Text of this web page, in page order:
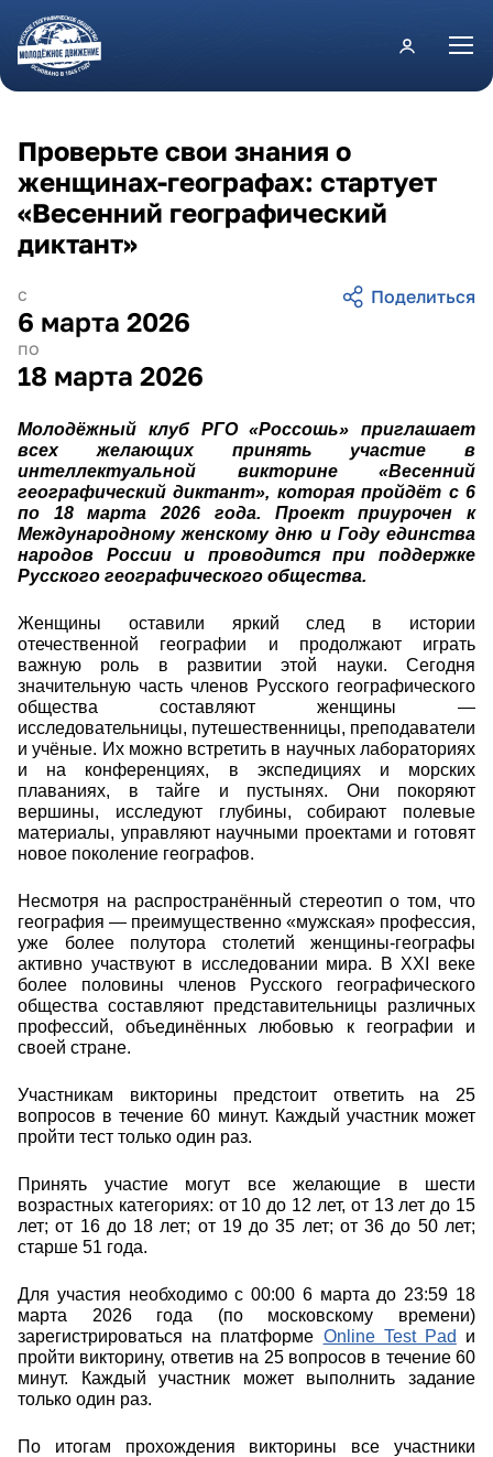
Перейти к основному содержанию
с
6 марта 2026
по
18 марта 2026
Проверьте свои знания о
женщинах-географах: стартует
«Весенний географический
диктант»
Молодёжный клуб РГО «Россошь» приглашает
всех желающих принять участие в
интеллектуальной викторине «Весенний
географический диктант», которая пройдёт с 6
по 18 марта 2026 года. Проект приурочен к
Международному женскому дню и Году единства
народов России и проводится при поддержке
Русского географического общества.
Женщины оставили яркий след в истории
отечественной географии и продолжают играть
важную роль в развитии этой науки. Сегодня
значительную часть членов Русского географического
общества составляют женщины —
исследовательницы, путешественницы, преподаватели
и учёные. Их можно встретить в научных лабораториях
и на конференциях, в экспедициях и морских
плаваниях, в тайге и пустынях. Они покоряют
вершины, исследуют глубины, собирают полевые
материалы, управляют научными проектами и готовят
новое поколение географов.
Несмотря на распространённый стереотип о том, что
география — преимущественно «мужская» профессия,
уже более полутора столетий женщины-географы
активно участвуют в исследовании мира. В XXI веке
более половины членов Русского географического
общества составляют представительницы различных
профессий, объединённых любовью к географии и
своей стране.
Участникам викторины предстоит ответить на 25
вопросов в течение 60 минут. Каждый участник может
пройти тест только один раз.
Принять участие могут все желающие в шести
возрастных категориях: от 10 до 12 лет, от 13 лет до 15
лет; от 16 до 18 лет; от 19 до 35 лет; от 36 до 50 лет;
старше 51 года.
Для участия необходимо с 00:00 6 марта до 23:59 18
марта 2026 года (по московскому времени)
зарегистрироваться на платформе Online Test Pad
и
пройти викторину, ответив на 25 вопросов в течение 60
минут. Каждый участник может выполнить задание
только один раз.
По итогам прохождения викторины все участники